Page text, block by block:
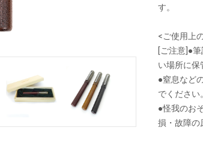
す。
<ご使用上
[ご注意]●
い場所に保
●窒息など
でください。
●怪我のお
損・故障の